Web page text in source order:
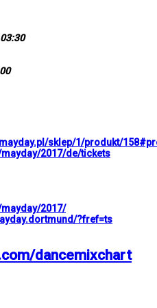
sklep/1/produkt/
mayday/2017/de/tickets
mayday/2017/
?fref=ts
dancemixchart